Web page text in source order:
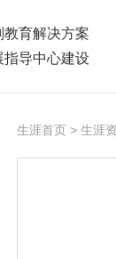
教育解决方案
指导中心建设
生涯首页 > 生涯